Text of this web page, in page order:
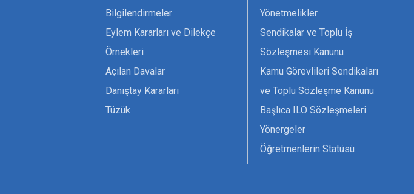
Bilgilendirmeler
Eylem Kararları ve Dilekçe
Örnekleri
Açılan Davalar
Danıştay Kararları
Tüzük
Yönetmelikler
Sendikalar ve Toplu İş
Sözleşmesi Kanunu
Kamu Görevlileri Sendikaları
ve Toplu Sözleşme Kanunu
Başlıca ILO Sözleşmeleri
Yönergeler
Öğretmenlerin Statüsü